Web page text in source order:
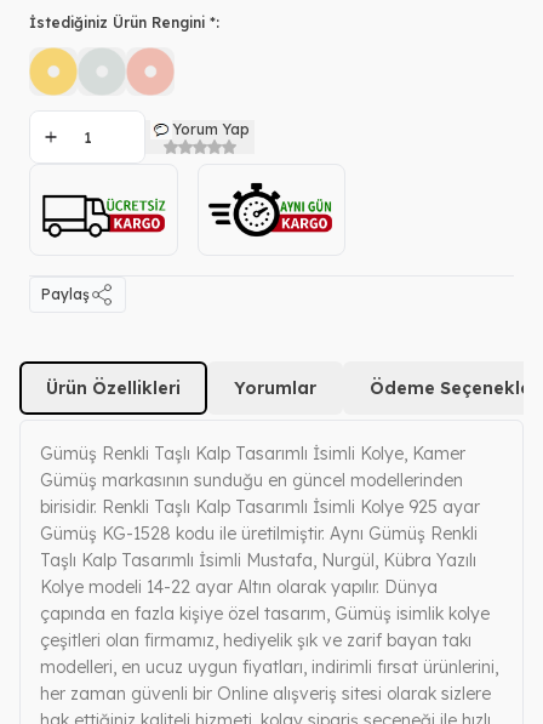
İstediğiniz Ürün Rengini *:
Yorum Yap
Paylaş
Ürün Özellikleri Yorumlar Ödeme Seçenekleri
Gümüş Renkli Taşlı Kalp Tasarımlı İsimli Kolye, Kamer
Gümüş markasının sunduğu en güncel modellerinden
birisidir. Renkli Taşlı Kalp Tasarımlı İsimli Kolye 925 ayar
Gümüş KG-1528 kodu ile üretilmiştir. Aynı Gümüş Renkli
Taşlı Kalp Tasarımlı İsimli Mustafa, Nurgül, Kübra Yazılı
Kolye modeli 14-22 ayar Altın olarak yapılır. Dünya
çapında en fazla kişiye özel tasarım, Gümüş isimlik kolye
çeşitleri olan firmamız, hediyelik şık ve zarif bayan takı
modelleri, en ucuz uygun fiyatları, indirimli fırsat ürünlerini,
her zaman güvenli bir Online alışveriş sitesi olarak sizlere